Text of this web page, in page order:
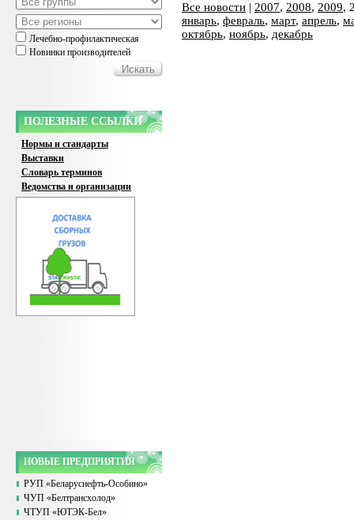
Лечебно-профилактическая
Новинки производителей
ПОЛЕЗНЫЕ ССЫЛКИ
Нормы и стандарты
Выставки
Словарь терминов
Ведомства и организации
НОВЫЕ ПРЕДПРИЯТИЯ
РУП «Беларуснефть-Особино»
ЧУП «Белтрансхолод»
ЧТУП «ЮТЭК-Бел»
Все новости | 2007, 2008, 2009,
январь, февраль, март, апрель,
октябрь, ноябрь, декабрь